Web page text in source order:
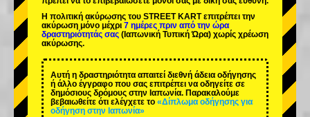
Η πολιτική ακύρωσης του STREET KART επιτρέπει την
ακύρωση μόνο μέχρι 7 ημέρες πριν από την ώρα
δραστηριότητάς σας (Ιαπωνική Τυπική Ώρα) χωρίς χρέωση
ακύρωσης.
Αυτή η δραστηριότητα απαιτεί διεθνή άδεια οδήγησης
ή άλλο έγγραφο που σας επιτρέπει να οδηγείτε σε
δημόσιους δρόμους στην Ιαπωνία. Παρακαλούμε
βεβαιωθείτε ότι ελέγχετε το «Δίπλωμα οδήγησης για
οδήγηση στην Ιαπωνία»